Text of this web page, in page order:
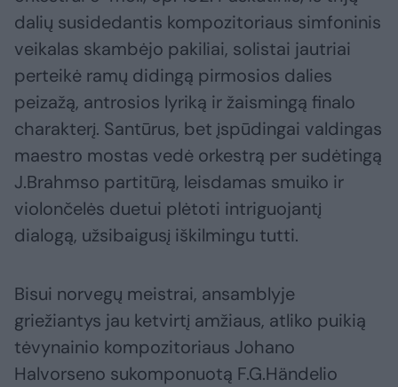
dalių susidedantis kompozitoriaus simfoninis
veikalas skambėjo pakiliai, solistai jautriai
perteikė ramų didingą pirmosios dalies
peizažą, antrosios lyriką ir žaismingą finalo
charakterį. Santūrus, bet įspūdingai valdingas
maestro mostas vedė orkestrą per sudėtingą
J.Brahmso partitūrą, leisdamas smuiko ir
violončelės duetui plėtoti intriguojantį
dialogą, užsibaigusį iškilmingu tutti.
Bisui norvegų meistrai, ansamblyje
griežiantys jau ketvirtį amžiaus, atliko puikią
tėvynainio kompozitoriaus Johano
Halvorseno sukomponuotą F.G.Händelio